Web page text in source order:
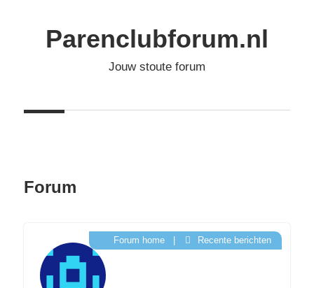
Parenclubforum.nl
Jouw stoute forum
Forum
Forum home| Recente berichten